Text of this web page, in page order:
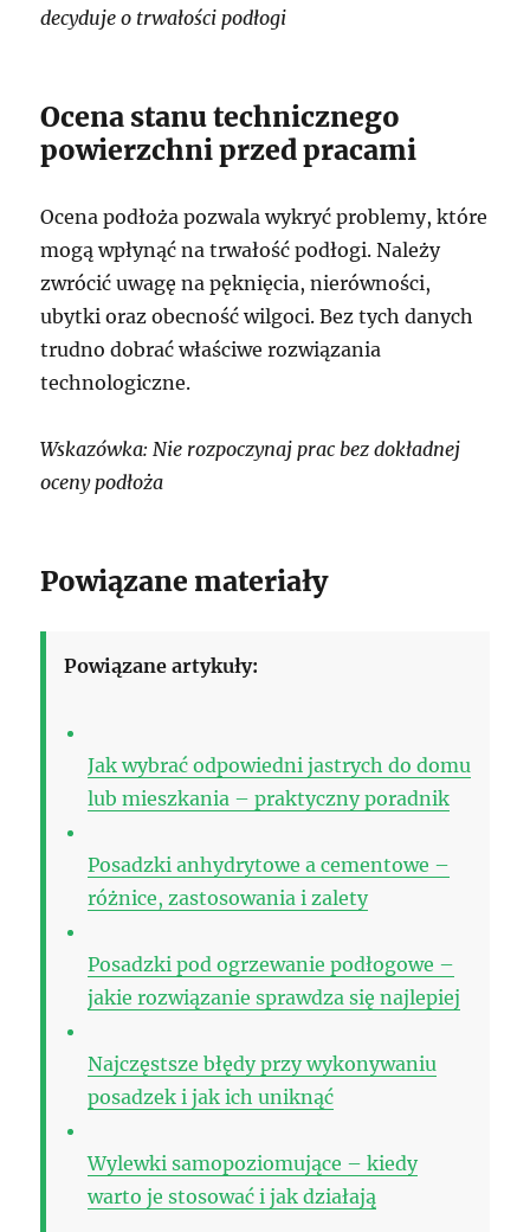
decyduje o trwałości podłogi
Ocena stanu technicznego
powierzchni przed pracami
Ocena podłoża pozwala wykryć problemy, które
mogą wpłynąć na trwałość podłogi. Należy
zwrócić uwagę na pęknięcia, nierówności,
ubytki oraz obecność wilgoci. Bez tych danych
trudno dobrać właściwe rozwiązania
technologiczne.
Wskazówka: Nie rozpoczynaj prac bez dokładnej
oceny podłoża
Powiązane materiały
Powiązane artykuły:
Jak wybrać odpowiedni jastrych do domu
lub mieszkania – praktyczny poradnik
Posadzki anhydrytowe a cementowe –
różnice, zastosowania i zalety
Posadzki pod ogrzewanie podłogowe –
jakie rozwiązanie sprawdza się najlepiej
Najczęstsze błędy przy wykonywaniu
posadzek i jak ich uniknąć
Wylewki samopoziomujące – kiedy
warto je stosować i jak działają